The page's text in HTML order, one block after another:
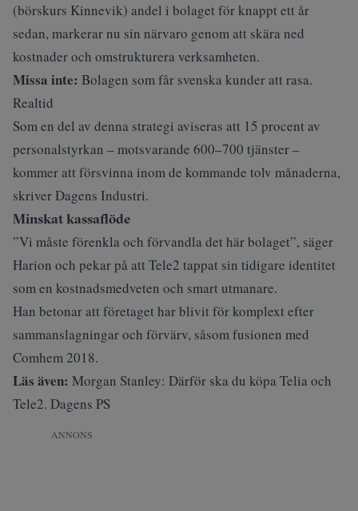
(börskurs Kinnevik) andel i bolaget för knappt ett år
sedan, markerar nu sin närvaro genom att skära ned
kostnader och omstrukturera verksamheten.
Missa inte: Bolagen som får svenska kunder att rasa.
Realtid
Som en del av denna strategi aviseras att 15 procent av
personalstyrkan – motsvarande 600–700 tjänster –
kommer att försvinna inom de kommande tolv månaderna,
skriver Dagens Industri.
Minskat kassaflöde
”Vi måste förenkla och förvandla det här bolaget”, säger
Harion och pekar på att Tele2 tappat sin tidigare identitet
som en kostnadsmedveten och smart utmanare.
Han betonar att företaget har blivit för komplext efter
sammanslagningar och förvärv, såsom fusionen med
Comhem 2018.
Läs även: Morgan Stanley: Därför ska du köpa Telia och
Tele2. Dagens PS
ANNONS